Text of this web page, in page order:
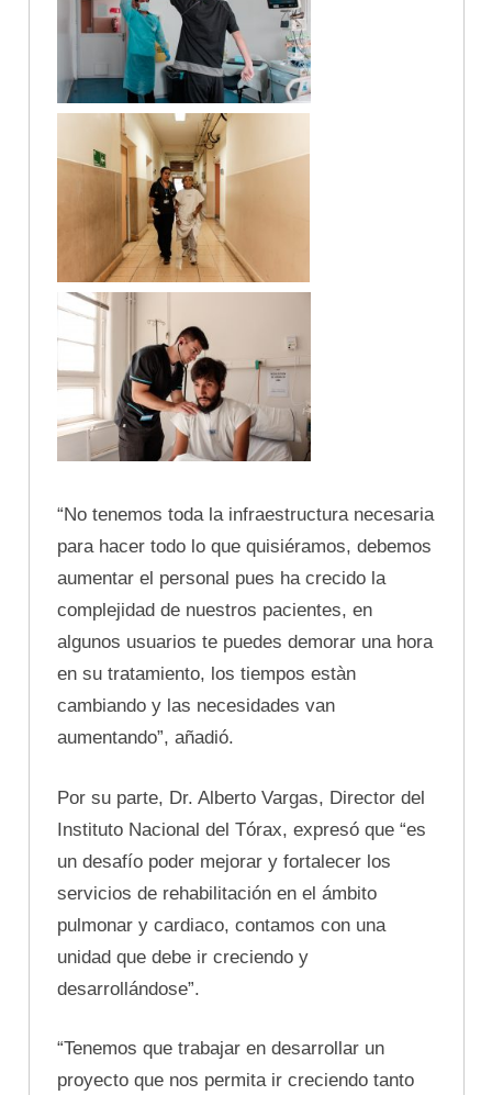
“No tenemos toda la infraestructura necesaria
para hacer todo lo que quisiéramos, debemos
aumentar el personal pues ha crecido la
complejidad de nuestros pacientes, en
algunos usuarios te puedes demorar una hora
en su tratamiento, los tiempos estàn
cambiando y las necesidades van
aumentando”, añadió.
Por su parte, Dr. Alberto Vargas, Director del
Instituto Nacional del Tórax, expresó que “es
un desafío poder mejorar y fortalecer los
servicios de rehabilitación en el ámbito
pulmonar y cardiaco, contamos con una
unidad que debe ir creciendo y
desarrollándose”.
“Tenemos que trabajar en desarrollar un
proyecto que nos permita ir creciendo tanto